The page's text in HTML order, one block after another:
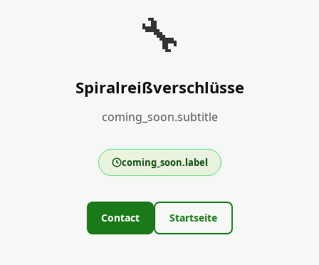
🔧
Spiralreißverschlüsse
coming_soon.subtitle
coming_soon.label
Contact Startseite